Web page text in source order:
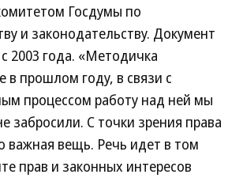
Госдумы по
и законодательству. Документ
2003 года. «Методичка
в прошлом году, в связи с
процессом работу над ней мы
забросили. С точки зрения права
важная вещь. Речь идет в том
прав и законных интересов